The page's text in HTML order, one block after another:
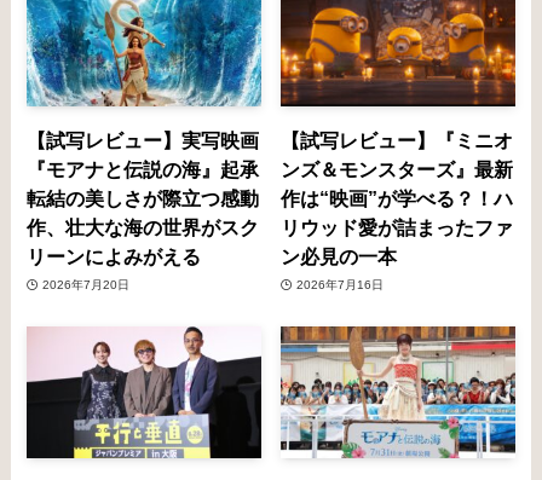
【試写レビュー】実写映画
『モアナと伝説の海』起承
転結の美しさが際立つ感動
作、壮大な海の世界がスク
リーンによみがえる
2026年7月20日
【試写レビュー】『ミニオ
ンズ＆モンスターズ』最新
作は“映画”が学べる？！ハ
リウッド愛が詰まったファ
ン必見の一本
2026年7月16日